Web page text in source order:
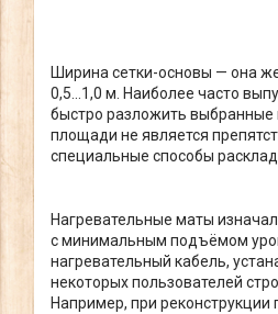
Ширина сетки-основы — она
0,5...1,0 м. Наиболее часто
быстро разложить
площади не является
специальные способы
Нагревательные маты
с минимальным подъёмом
нагревательный кабель,
некоторых пользователей
Например, при